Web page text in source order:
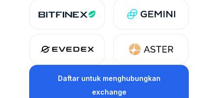
Daftaruntuk menghubungkan
exchange